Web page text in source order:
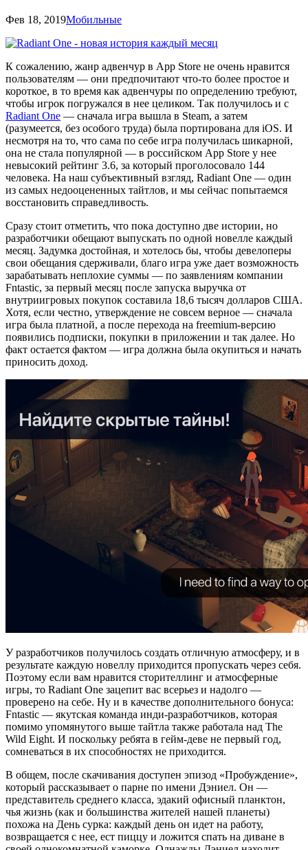
Фев 18, 2019Мобильные
К сожалению, жанр адвенчур в App Store не очень нравится
пользователям — они предпочитают что-то более простое и
короткое, в то время как адвенчуры по определению требуют,
чтобы игрок погружался в нее целиком. Так получилось и с
Radiant One — сначала игра вышла в Steam, а затем
(разумеется, без особого труда) была портирована для iOS. И
несмотря на то, что сама по себе игра получилась шикарной,
она не стала популярной — в российском App Store у нее
невысокий рейтинг 3.6, за который проголосовало 144
человека. На наш субъективный взгляд, Radiant One — один
из самых недооцененных тайтлов, и мы сейчас попытаемся
восстановить справедливость.
Сразу стоит отметить, что пока доступно две истории, но
разработчики обещают выпускать по одной новелле каждый
месяц. Задумка достойная, и хотелось бы, чтобы девелоперы
свои обещания сдерживали, благо игра уже дает возможность
зарабатывать неплохие суммы — по заявлениям компании
Fntastic, за первый месяц после запуска выручка от
внутриигровых покупок составила 18,6 тысяч долларов США.
Хотя, если честно, утверждение не совсем верное — сначала
игра была платной, а после перехода на freemium-версию
появились подписки, покупки в приложении и так далее. Но
факт остается фактом — игра должна была окупиться и начать
приносить доход.
У разработчиков получилось создать отличную атмосферу, и в
результате каждую новеллу приходится пропускать через себя.
Поэтому если вам нравится сторителлинг и атмосферные
игры, то Radiant One зацепит вас всерьез и надолго —
проверено на себе. Ну и в качестве дополнительного бонуса:
Fntastic — якутская команда инди-разработчиков, которая
помимо упомянутого выше тайтла также работала над The
Wild Eight. И поскольку ребята в гейм-деве не первый год,
сомневаться в их способностях не приходится.
В общем, после скачивания доступен эпизод «Пробуждение»,
который рассказывает о парне по имени Дэниел. Он —
представитель среднего класса, эдакий офисный планктон,
чья жизнь (как и большинства жителей нашей планеты)
похожа на День сурка: каждый день он идет на работу,
возвращается с нее, ест пиццу и ложится спать на диване в